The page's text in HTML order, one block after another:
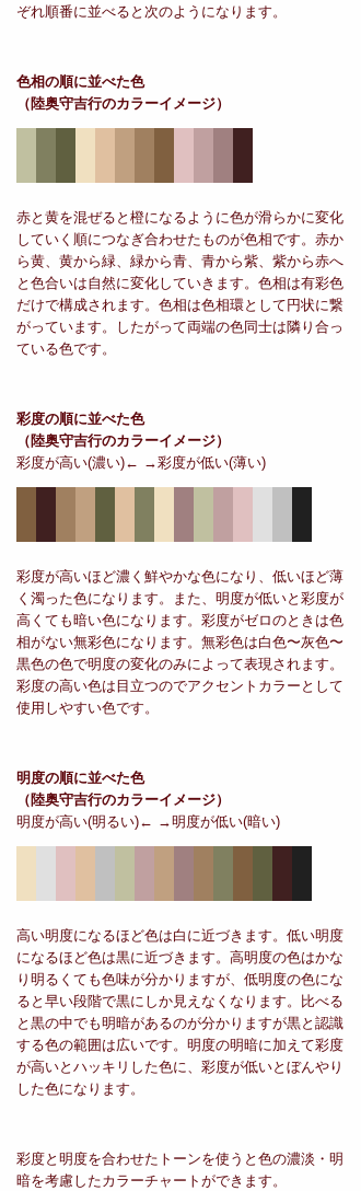
ぞれ順番に並べると次のようになります。
色相の順に並べた色
（陸奥守吉行のカラーイメージ）
赤と黄を混ぜると橙になるように色が滑らかに変化
していく順につなぎ合わせたものが色相です。赤か
ら黄、黄から緑、緑から青、青から紫、紫から赤へ
と色合いは自然に変化していきます。色相は有彩色
だけで構成されます。色相は色相環として円状に繋
がっています。したがって両端の色同士は隣り合っ
ている色です。
彩度の順に並べた色
（陸奥守吉行のカラーイメージ）
彩度が高い(濃い)← →彩度が低い(薄い)
彩度が高いほど濃く鮮やかな色になり、低いほど薄
く濁った色になります。また、明度が低いと彩度が
高くても暗い色になります。彩度がゼロのときは色
相がない無彩色になります。無彩色は白色〜灰色〜
黒色の色で明度の変化のみによって表現されます。
彩度の高い色は目立つのでアクセントカラーとして
使用しやすい色です。
明度の順に並べた色
（陸奥守吉行のカラーイメージ）
明度が高い(明るい)← →明度が低い(暗い)
高い明度になるほど色は白に近づきます。低い明度
になるほど色は黒に近づきます。高明度の色はかな
り明るくても色味が分かりますが、低明度の色にな
ると早い段階で黒にしか見えなくなります。比べる
と黒の中でも明暗があるのが分かりますが黒と認識
する色の範囲は広いです。明度の明暗に加えて彩度
が高いとハッキリした色に、彩度が低いとぼんやり
した色になります。
彩度と明度を合わせたトーンを使うと色の濃淡・明
暗を考慮したカラーチャートができます。